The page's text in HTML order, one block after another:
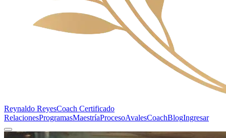
Reynaldo ReyesCoach Certificado
RelacionesProgramasMaestríaProcesoAvalesCoachBlogIngresar